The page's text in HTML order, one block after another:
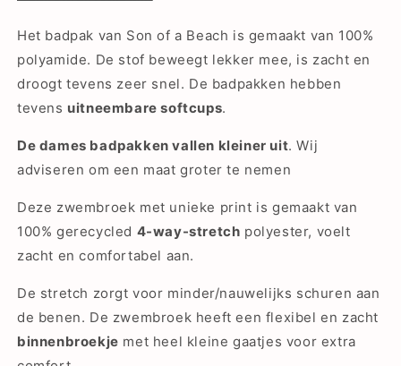
Het badpak van Son of a Beach is gemaakt van 100%
polyamide. De stof beweegt lekker mee, is zacht en
droogt tevens zeer snel. De badpakken hebben
tevens uitneembare softcups.
De dames badpakken vallen kleiner uit. Wij
adviseren om een maat groter te nemen
Deze zwembroek met unieke print is gemaakt van
100% gerecycled 4-way-stretch polyester, voelt
zacht en comfortabel aan.
De stretch zorgt voor minder/nauwelijks schuren aan
de benen. De zwembroek heeft een flexibel en zacht
binnenbroekje met heel kleine gaatjes voor extra